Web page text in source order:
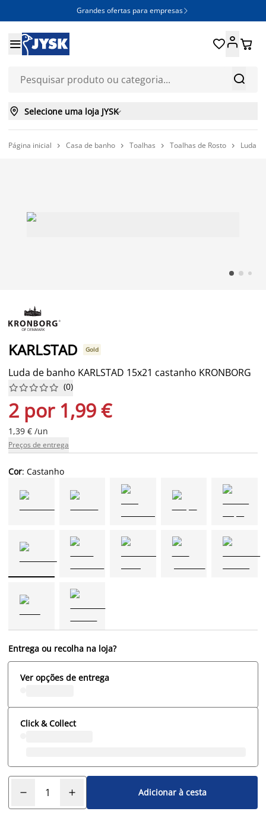
Grandes ofertas para empresas 


 
 Selecione uma loja JYSK
Página inicial  Casa de banho  Toalhas  Toalhas de Rosto  Luda
KARLSTAD Gold
Luda de banho KARLSTAD 15x21 castanho KRONBORG





 (0)
2 por 1,99 €
1,39 € /un
Preços de entrega
Cor: Castanho
Entrega ou recolha na loja?
Ver opções de entrega
Click & Collect
Adicionar à cesta